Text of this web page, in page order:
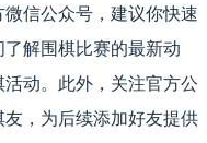
信公众号，建议你快速
解围棋比赛的最新动
动。此外，关注官方公
，为后续添加好友提供